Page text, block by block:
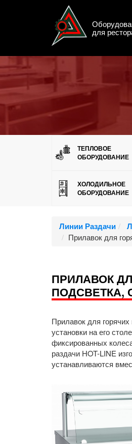
для
ТЕПЛОВОЕ
ОБОРУДОВАНИЕ
ХОЛОДИЛЬНОЕ
ОБОРУДОВАНИЕ
Линии Раздачи
Прилавок для
ПРИЛАВОК
Прилавок для
установки на его
фиксированных
раздачи HOT-LINE
устанавливаются